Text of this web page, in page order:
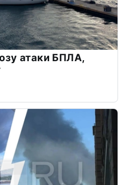
атаки БПЛА,